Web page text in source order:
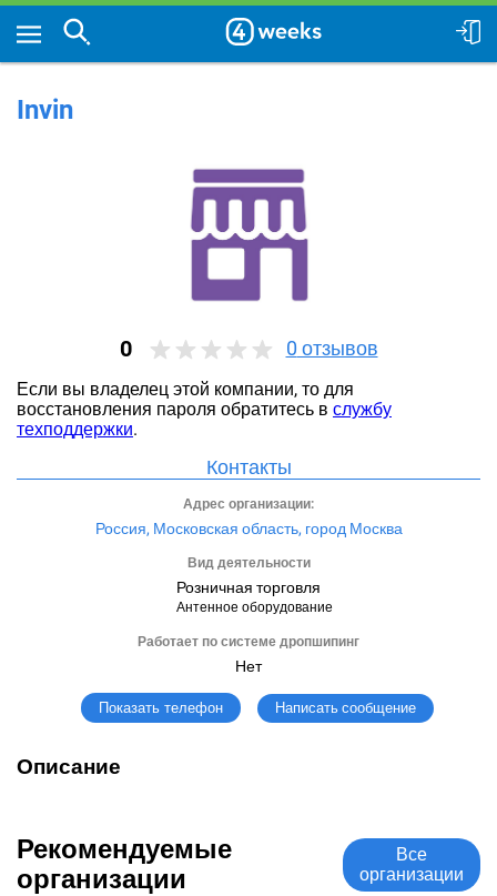
Invin
0 0 отзывов
Если вы владелец этой компании, то для
восстановления пароля обратитесь в службу
техподдержки.
Контакты
Адрес организации:
Россия, Московская область, город Москва
Вид деятельности
Розничная торговля
Антенное оборудование
Работает по системе дропшипинг
Нет
Показать телефон Написать сообщение
Описание
Рекомендуемые
организации
Все
организации